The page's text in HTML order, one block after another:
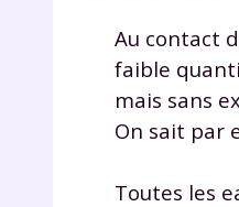
Au contact
faible
mais sans
On sait par
Toutes les